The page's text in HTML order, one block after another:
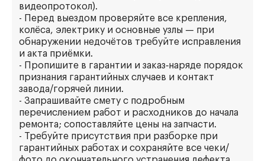
видеопротокол).
- Перед выездом проверяйте все крепления,
колёса, электрику и основные узлы — при
обнаружении недочётов требуйте исправления
и акта приёмки.
- Пропишите в гарантии и заказ‑наряде порядок
признания гарантийных случаев и контакт
завода/горячей линии.
- Запрашивайте смету с подробным
перечислением работ и расходников до начала
ремонта; сопоставляйте цены на запчасти.
- Требуйте присутствия при разборке при
гарантийных работах и сохраняйте все чеки/